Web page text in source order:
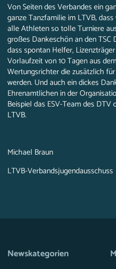
Von Seiten des Verbandes ein
ganze Tanzfamilie im LTVB,
alle Athleten so tolle Turniere
großes Dankeschön an den TSC
dass spontan Helfer,
Vorlaufzeit von 10 Tagen aus
Wertungsrichter die zusätzlich
werden. Und auch ein dickes
Ehrenamtlichen in der
Beispiel das ESV-Team des DTV
LTVB.
Michael Braun
LTVB-Verbandsjugendausschuss
Newskategorien